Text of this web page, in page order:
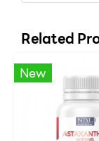
Related
New